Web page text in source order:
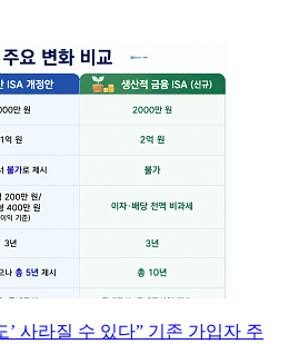
’ 사라질 수 있다” 기존 가입자 주